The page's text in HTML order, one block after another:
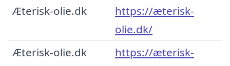
Æterisk-olie.dk
https://æterisk-
olie.dk/
Æterisk-olie.dk
https://æterisk-